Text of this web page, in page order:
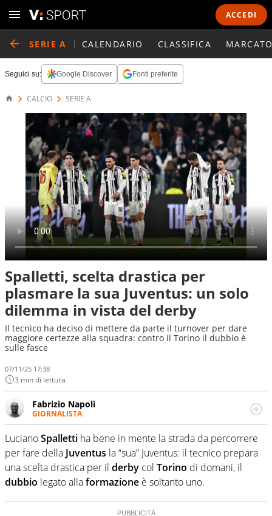
ACCEDI
SERIE A CALENDARIO CLASSIFICA
Seguici su: Google Discover Fonti preferite
CALCIO SERIE A
Spalletti, scelta drastica per
plasmare la sua Juventus: un solo
dilemma in vista del derby
Il tecnico ha deciso di mettere da parte il turnover per dare
maggiore certezze alla squadra: contro il Torino il dubbio è
sulle fasce
07/11/25 17:38
3 min di lettura
Fabrizio Napoli
GIORNALISTA
Giornalista professionista, per Virgilio Sport segue anche
il calcio ma è con la pallanuoto che esalta competenze e
passioni. Cura la comunicazione di HaBaWaBa, il più
grande festival di waterpolo per bambini al mondo
LucianoSpalletti ha bene in mente la strada da percorrere
per fare della Juventus la “sua” Juventus: il tecnico prepara
una scelta drastica per il derby col Torino di domani, il
dubbio legato allaformazione è soltanto uno.